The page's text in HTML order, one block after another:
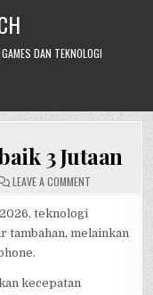
DAN TEKNOLOGI
3 Jutaan
LEAVE A COMMENTON
3
teknologi
tambahan, melainkan
kecepatan